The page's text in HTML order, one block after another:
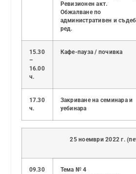
Ревизионен акт.
Обжалване по
административен и
ред.
15.30
–
16.00
ч.
Кафе-пауза / почивка
17.30
ч.
Закриване на семинара и
уебинара
25 ноември 2022 г.
09.30
Тема № 4